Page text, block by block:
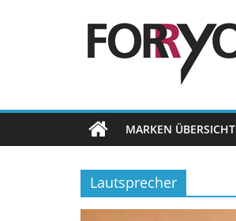
MARKEN ÜBERSICHT
Lautsprecher